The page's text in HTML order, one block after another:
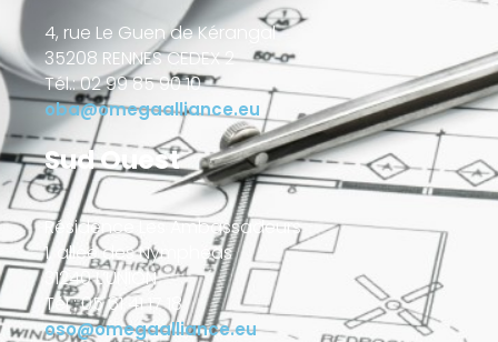
4, rue Le Guen de Kérangal
35208 RENNES CEDEX 2
Tél.: 02 99 85 90 10
oba@omegaalliance.eu
Sud Ouest
Résidence Les Ambassadeurs
1, allée des Nymphéas
31240 L’UNION
Tél : 05 61 41 17 18
oso@omegaalliance.eu